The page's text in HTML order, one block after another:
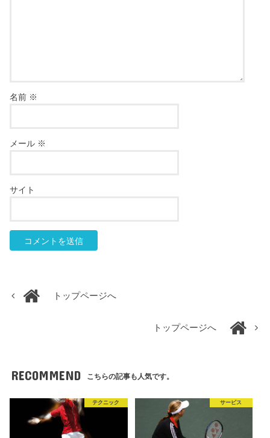
名前 ※
メール ※
サイト
トップページへ
トップページへ
RECOMMEND こちらの記事も人気です。
テクニック サービス